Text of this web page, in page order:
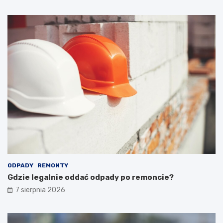
ODPADY REMONTY
Gdzie legalnie oddać odpady po remoncie?
7 sierpnia 2026